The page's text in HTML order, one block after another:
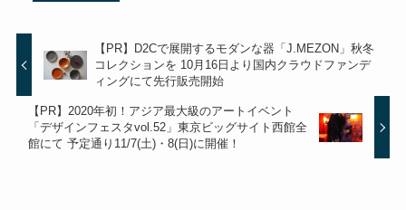
【PR】D2Cで展開するモダンな器「J.MEZON」秋冬
コレクションを 10月16日より国内クラウドファンデ
ィングにて先行販売開始
【PR】2020年初！アジア最大級のアートイベント
「デザインフェスタvol.52」東京ビッグサイト西館全
館にて 予定通り11/7(土)・8(日)に開催！